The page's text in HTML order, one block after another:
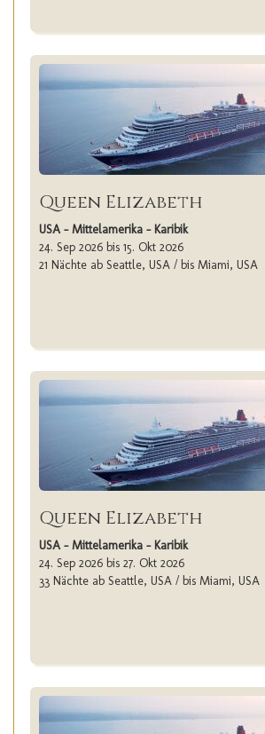
Queen Elizabeth
USA - Mittelamerika - Karibik
24. Sep 2026 bis 15. Okt 2026
21 Nächte ab Seattle, USA / bis Miami, USA
Queen Elizabeth
USA - Mittelamerika - Karibik
24. Sep 2026 bis 27. Okt 2026
33 Nächte ab Seattle, USA / bis Miami, USA